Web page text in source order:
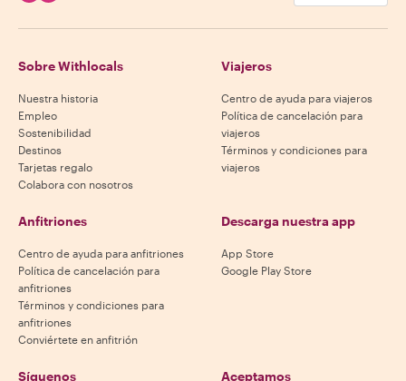
Sobre Withlocals
Nuestra historia
Empleo
Sostenibilidad
Destinos
Tarjetas regalo
Colabora con nosotros
Viajeros
Centro de ayuda para viajeros
Política de cancelación para
viajeros
Términos y condiciones para
viajeros
Anfitriones
Centro de ayuda para anfitriones
Política de cancelación para
anfitriones
Términos y condiciones para
anfitriones
Conviértete en anfitrión
Descarga nuestra app
App Store
Google Play Store
Síguenos Aceptamos